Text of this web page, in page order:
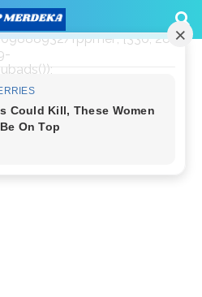
|| {cmd: []};
{
rppmer', [336, 280],